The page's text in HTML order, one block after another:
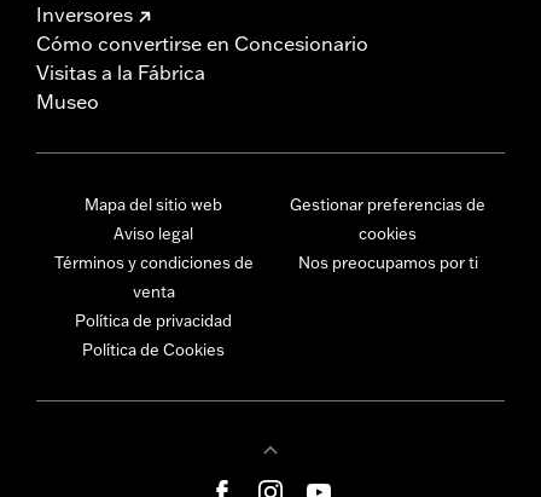
Inversores
Cómo convertirse en Concesionario
Visitas a la Fábrica
Museo
Mapa del sitio web
Aviso legal
Términos y condiciones de
venta
Política de privacidad
Política de Cookies
Gestionar preferencias de
cookies
Nos preocupamos por ti